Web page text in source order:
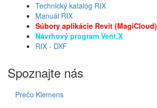
Technický katalóg RIX
Manuál RIX
Súbory aplikácie Revit (MagiCloud)
Návrhový program Vent.X
RIX - DXF
Spoznajte nás
Prečo Klemens